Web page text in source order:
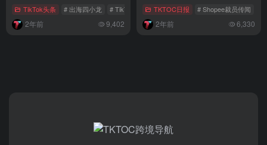
TikTok头条 # 出海四小龙 # TikTok Shop # tiktok电商
2年前 9,402
TKTOC日报 # Shopee裁员传闻
2年前 6,330